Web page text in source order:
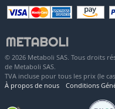
© 2026 Metaboli SAS. Tous droits
de Metaboli SAS.
TVA incluse pour tous les prix (le
À propos de nous
Conditions